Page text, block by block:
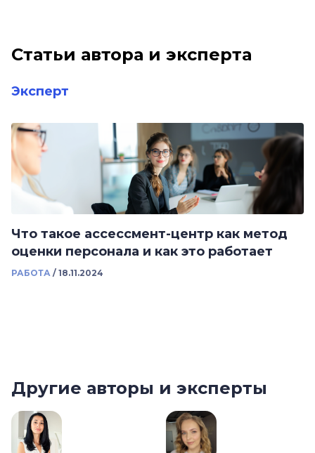
Статьи автора и эксперта
Эксперт
Что такое ассессмент-центр как метод
оценки персонала и как это работает
РАБОТА / 18.11.2024
Другие авторы и эксперты